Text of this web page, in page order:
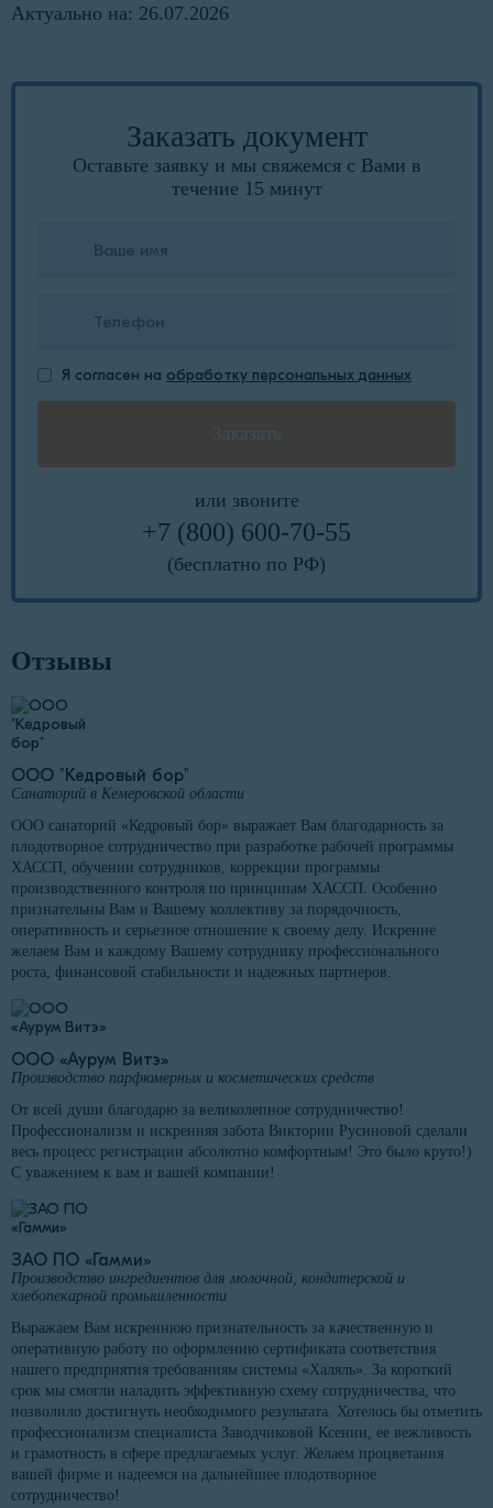
Актуально на: 26.07.2026
Заказать документ
Оставьте заявку и мы свяжемся с Вами в
течение 15 минут
Я согласен на обработку персональных данных
или звоните
+7 (800) 600-70-55
(бесплатно по РФ)
Отзывы
ООО "Кедровый бор"
Санаторий в Кемеровской области
ООО санаторий «Кедровый бор» выражает Вам благодарность за
плодотворное сотрудничество при разработке рабочей программы
ХАССП, обучении сотрудников, коррекции программы
производственного контроля по принципам ХАССП. Особенно
признательны Вам и Вашему коллективу за порядочность,
оперативность и серьезное отношение к своему делу. Искренне
желаем Вам и каждому Вашему сотруднику профессионального
роста, финансовой стабильности и надежных партнеров.
ООО «Аурум Витэ»
Производство парфюмерных и косметических средств
От всей души благодарю за великолепное сотрудничество!
Профессионализм и искренняя забота Виктории Русиновой сделали
весь процесс регистрации абсолютно комфортным! Это было круто!)
С уважением к вам и вашей компании!
ЗАО ПО «Гамми»
Производство ингредиентов для молочной, кондитерской и
хлебопекарной промышленности
Выражаем Вам искреннюю признательность за качественную и
оперативную работу по оформлению сертификата соответствия
нашего предприятия требованиям системы «Халяль». За короткий
срок мы смогли наладить эффективную схему сотрудничества, что
позволило достигнуть необходимого результата. Хотелось бы отметить
профессионализм специалиста Заводчиковой Ксении, ее вежливость
и грамотность в сфере предлагаемых услуг. Желаем процветания
вашей фирме и надеемся на дальнейшее плодотворное
сотрудничество!